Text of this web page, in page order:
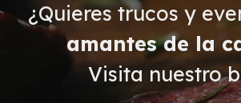
¿Quieres trucos y
amantes de la
Visita nuestro